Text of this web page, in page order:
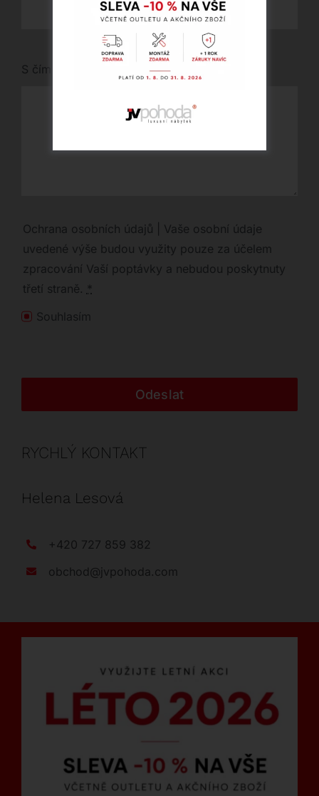
S čím vám můžeme pomoci?
Ochrana osobních údajů | Vaše osobní údaje
uvedené výše budou využity pouze za účelem
zpracování Vaší poptávky a nebudou poskytnuty
třetí straně. *
Souhlasím
Odeslat
RYCHLÝ KONTAKT
Helena Lesová
+420 727 859 382
obchod@jvpohoda.com